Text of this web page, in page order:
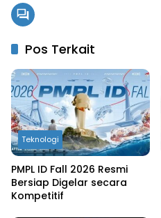
Pos Terkait
Teknologi
PMPL ID Fall 2026 Resmi
Bersiap Digelar secara
Kompetitif